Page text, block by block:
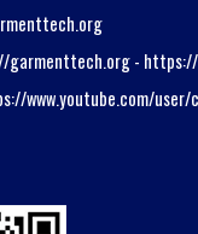
garmenttech.org- https://
www.youtube.com/user/